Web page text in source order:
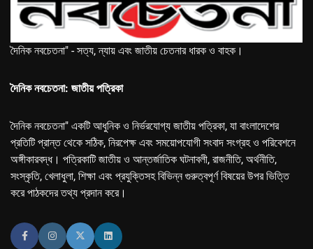
দৈনিক নবচেতনা" - সত্য, ন্যায় এবং জাতীয় চেতনার ধারক ও বাহক।
দৈনিক নবচেতনা: জাতীয় পত্রিকা
দৈনিক নবচেতনা" একটি আধুনিক ও নির্ভরযোগ্য জাতীয় পত্রিকা, যা বাংলাদেশের
প্রতিটি প্রান্ত থেকে সঠিক, নিরপেক্ষ এবং সময়োপযোগী সংবাদ সংগ্রহ ও পরিবেশনে
অঙ্গীকারবদ্ধ। পত্রিকাটি জাতীয় ও আন্তর্জাতিক ঘটনাবলী, রাজনীতি, অর্থনীতি,
সংস্কৃতি, খেলাধুলা, শিক্ষা এবং প্রযুক্তিসহ বিভিন্ন গুরুত্বপূর্ণ বিষয়ের উপর ভিত্তি
করে পাঠকদের তথ্য প্রদান করে।